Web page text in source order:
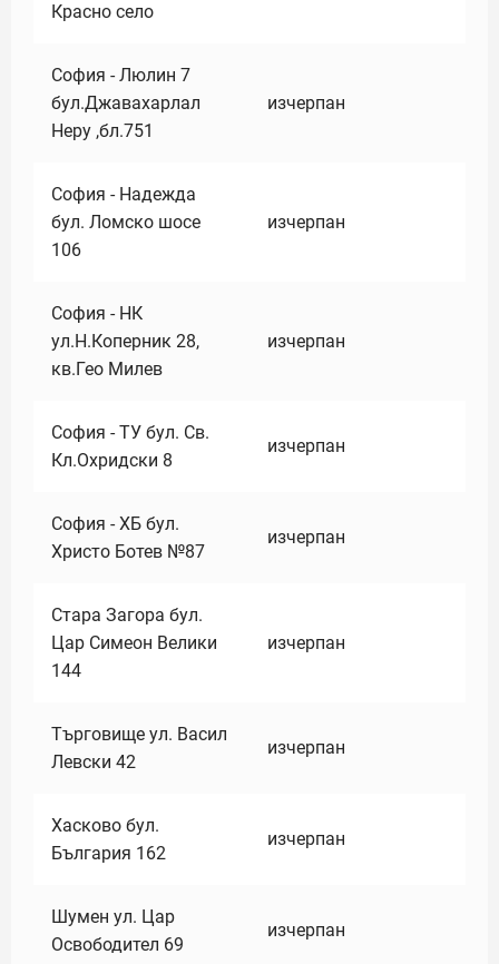
Красно село
София - Люлин 7
бул.Джавахарлал
Неру ,бл.751
изчерпан
София - Надежда
бул. Ломско шосе
106
изчерпан
София - НК
ул.Н.Коперник 28,
кв.Гео Милев
изчерпан
София - ТУ бул. Св.
Кл.Охридски 8
изчерпан
София - ХБ бул.
Христо Ботев №87
изчерпан
Стара Загора бул.
Цар Симеон Велики
144
изчерпан
Търговище ул. Васил
Левски 42
изчерпан
Хасково бул.
България 162
изчерпан
Шумен ул. Цар
Освободител 69
изчерпан